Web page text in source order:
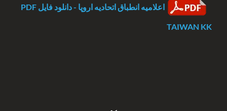
اعلامیه انطباق اتحادیه اروپا - دانلود فایل PDF
TAIWAN KK